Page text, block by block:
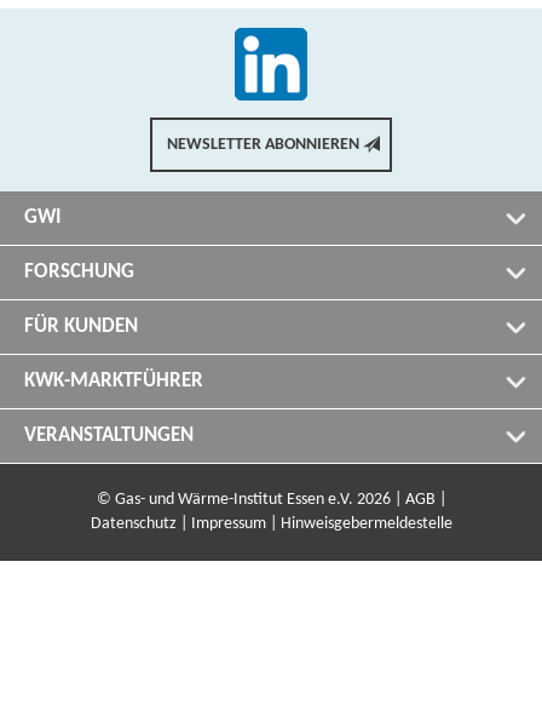
NEWSLETTER ABONNIEREN
GWI
FORSCHUNG
FÜR KUNDEN
KWK-MARKTFÜHRER
VERANSTALTUNGEN
© Gas- und Wärme-Institut Essen e.V. 2026 |
AGB |
Datenschutz |
Impressum | Hinweisgebermeldestelle